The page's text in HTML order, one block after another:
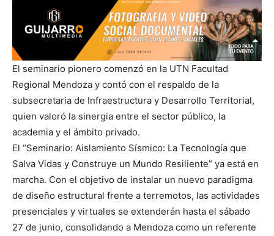
El seminario pionero comenzó en la UTN Facultad
Regional Mendoza y contó con el respaldo de la
subsecretaria de Infraestructura y Desarrollo Territorial,
quien valoró la sinergia entre el sector público, la
academia y el ámbito privado.
El “Seminario: Aislamiento Sísmico: La Tecnología que
Salva Vidas y Construye un Mundo Resiliente” ya está en
marcha. Con el objetivo de instalar un nuevo paradigma
de diseño estructural frente a terremotos, las actividades
presenciales y virtuales se extenderán hasta el sábado
27 de junio, consolidando a Mendoza como un referente